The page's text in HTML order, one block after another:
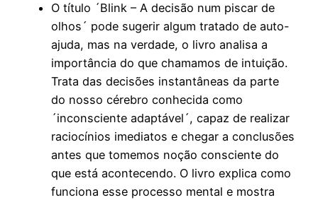
O título ´Blink – A decisão num piscar de
olhos´ pode sugerir algum tratado de auto-
ajuda, mas na verdade, o livro analisa a
importância do que chamamos de intuição.
Trata das decisões instantâneas da parte
do nosso cérebro conhecida como
´inconsciente adaptável´, capaz de realizar
raciocínios imediatos e chegar a conclusões
antes que tomemos noção consciente do
que está acontecendo. O livro explica como
funciona esse processo mental e mostra